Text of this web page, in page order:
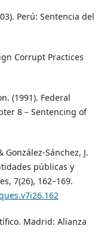
Perú: Sentencia del
Corrupt Practices
(1991). Federal
8 – Sentencing of
González-Sánchez, J.
públicas y
7(26), 162–169.
Madrid: Alianza